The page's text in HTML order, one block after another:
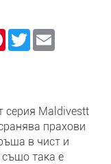
Pinterest
Twitter
серия Maldivestt
прахови
в чист и
така е